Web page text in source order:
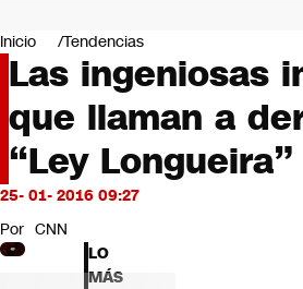
Negocios
Deportes
Programas completos
Cultura
Servicios
Bits
CNN Data
CNN tiempo
Futuro 360
Opinión
Inicio Tendencias
Las ingeniosas
que llaman a
“Ley Longueira”
25- 01- 2016 09:27
Por CNN
LO
MÁS